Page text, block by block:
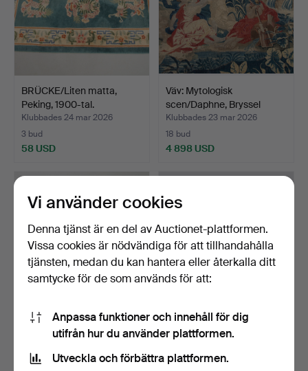
BRÜCKE/Liten matta,
Peking, 1900-tal.
Klubbades 24 mar 2026
3 bud
58 USD
Väv: Mytologisk
scen/Daphne, Bryssel
omkri…
Klubbades 23 mar 2026
18 bud
4 898 USD
Blå matta med åtta lyckliga
symboler (Asht…
1 bud
Mir matta, Persien, 20. Jh.
12 bud
Vi använder cookies
Denna tjänst är en del av Auctionet-plattformen.
Vissa cookies är nödvändiga för att tillhandahålla
tjänsten, medan du kan hantera eller återkalla ditt
samtycke för de som används för att:
Anpassa funktioner och innehåll för dig
utifrån hur du använder plattformen.
Utveckla och förbättra plattformen.